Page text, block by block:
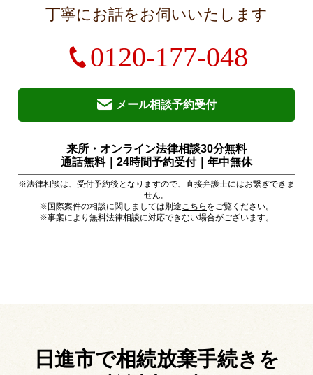
丁寧にお話をお伺いいたします
0120-177-048
メール相談予約受付
来所・オンライン法律相談30分無料
通話無料｜24時間予約受付｜ 年中無休
※法律相談は、受付予約後となりますので、直接弁護士にはお繋ぎできま
せん。
※国際案件の相談に関しましては別途こちら をご覧ください。
※事案により無料法律相談に対応できない場合がございます。
日進市で相続放棄手続きを